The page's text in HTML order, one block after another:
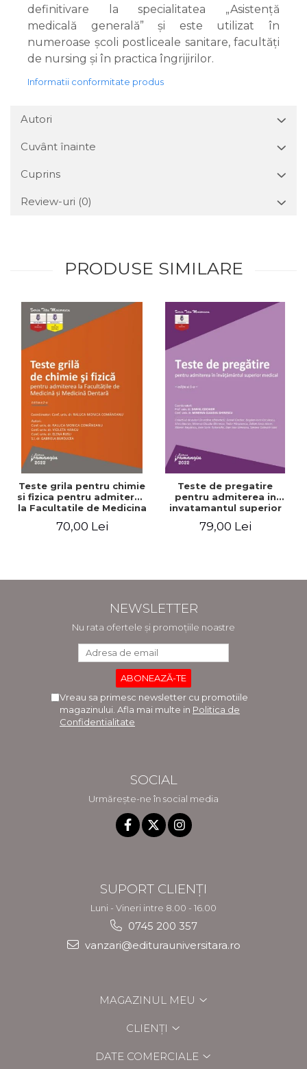
definitivare la specialitatea „Asistență
medicală generală” și este utilizat în
numeroase școli postliceale sanitare, facultăți
de nursing și în practica îngrijirilor.
Informatii conformitate produs
Autori
Cuvânt înainte
Cuprins
Review-uri (0)
PRODUSE SIMILARE
Teste grila pentru chimie
si fizica pentru admiterea
la Facultatile de Medicina
Editia a II-a - Raluca
70,00 Lei
Teste de pregatire
pentru admiterea in
invatamantul superior
Daniel Cochior, Minerva
79,00 Lei
NEWSLETTER
Nu rata ofertele și promoțiile noastre
Vreau sa primesc newsletter cu promotiile
magazinului. Afla mai multe in Politica de
Confidentialitate
SOCIAL
Urmărește-ne în social media
SUPORT CLIENȚI
Luni - Vineri intre 8.00 - 16.00
0745 200 357
vanzari@editurauniversitara.ro
MAGAZINUL MEU
CLIENȚI
DATE COMERCIALE